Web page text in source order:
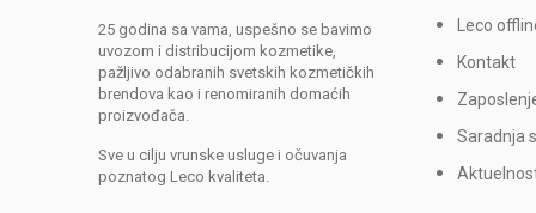
25 godina sa vama, uspešno se bavimo
uvozom i distribucijom kozmetike,
pažljivo odabranih svetskih kozmetičkih
brendova kao i renomiranih domaćih
proizvođača.
Sve u cilju vrunske usluge i očuvanja
poznatog Leco kvaliteta.
Leco
Kontakt
Saradnja